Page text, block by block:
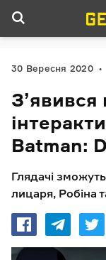
30 Вересня 2020
Batman:
Глядачі
лицаря, Робіна